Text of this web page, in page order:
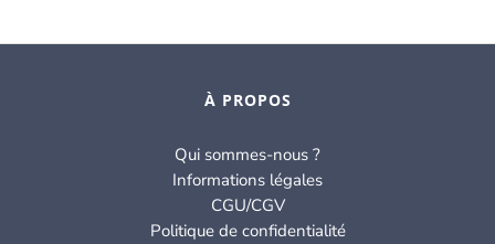
À PROPOS
Qui sommes-nous ?
Informations légales
CGU/CGV
Politique de confidentialité